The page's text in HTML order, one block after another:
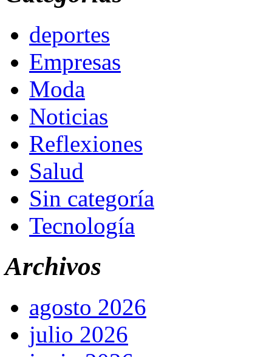
deportes
Empresas
Moda
Noticias
Reflexiones
Salud
Sin categoría
Tecnología
Archivos
agosto 2026
julio 2026